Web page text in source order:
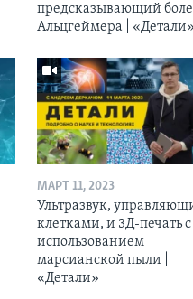
предсказывающий
Альцгеймера | «Детали»
МАРТ 11, 2023
Ультразвук,
клетками, и 3Д-печать c
использованием
марсианской пыли |
«Детали»